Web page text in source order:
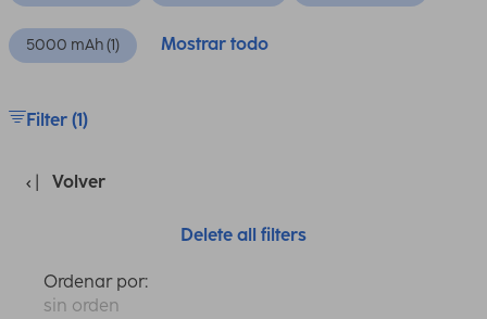
5000 mAh (1) Mostrar todo
Filter (1)
Volver
Delete all filters
Ordenar por:
sin orden